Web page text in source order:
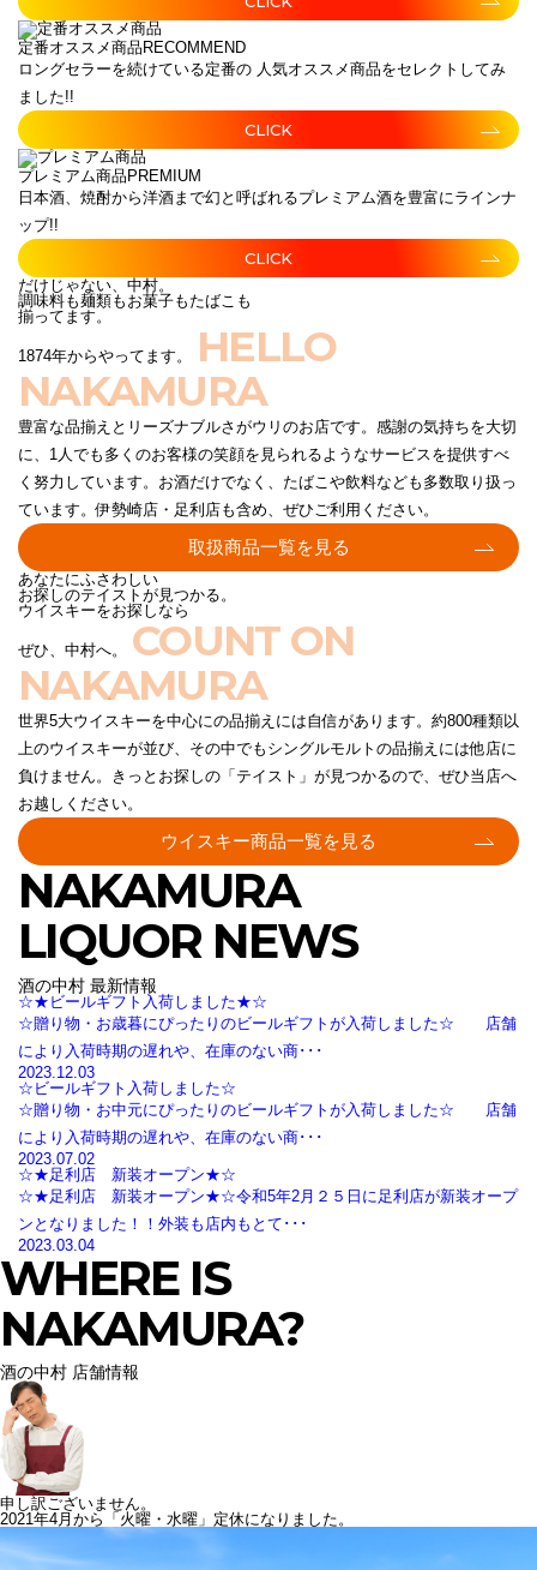
定番オススメ商品 RECOMMEND
ロングセラーを続けている定番の 人気オススメ商品をセレクトしてみ
ました!!
CLICK
プレミアム商品 PREMIUM
日本酒、焼酎から洋酒まで幻と呼ばれるプレミアム酒を豊富にラインナ
ップ!!
CLICK
だけじゃない、中村。
調味料も麺類もお菓子もたばこも
揃ってます。
1874年からやってます。
HELLO
NAKAMURA
豊富な品揃えとリーズナブルさがウリのお店です。感謝の気持ちを大切
に、1人でも多くのお客様の笑顔を見られるようなサービスを提供すべ
く努力しています。お酒だけでなく、たばこや飲料なども多数取り扱っ
ています。伊勢崎店・足利店も含め、ぜひご利用ください。
取扱商品一覧を見る
あなたにふさわしい
お探しのテイストが見つかる。
ウイスキーをお探しなら
ぜひ、中村へ。 COUNT ON
NAKAMURA
世界5大ウイスキーを中心にの品揃えには自信があります。約800種類以
上のウイスキーが並び、その中でもシングルモルトの品揃えには他店に
負けません。きっとお探しの「テイスト」が見つかるので、ぜひ当店へ
お越しください。
ウイスキー商品一覧を見る
NAKAMURA
LIQUOR NEWS
酒の中村 最新情報
☆★ビールギフト入荷しました★☆
☆贈り物・お歳暮にぴったりのビールギフトが入荷しました☆ 店舗
により入荷時期の遅れや、在庫のない商･･･
2023.12.03
☆ビールギフト入荷しました☆
☆贈り物・お中元にぴったりのビールギフトが入荷しました☆ 店舗
により入荷時期の遅れや、在庫のない商･･･
2023.07.02
☆★足利店 新装オープン★☆
☆★足利店 新装オープン★☆令和5年2月２５日に足利店が新装オープ
ンとなりました！！外装も店内もとて･･･
2023.03.04
WHERE IS
NAKAMURA?
酒の中村 店舗情報
申し訳ございません。
2021年4月から「火曜・水曜」定休になりました。